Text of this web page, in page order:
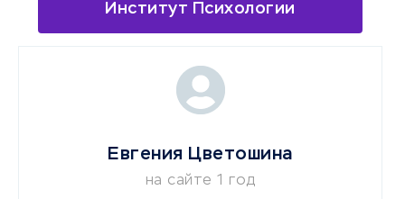
Институт Психологии
Евгения Цветошина
на сайте 1 год